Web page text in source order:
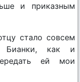
и приказным
стало совсем
Бианки, как и
ей мои